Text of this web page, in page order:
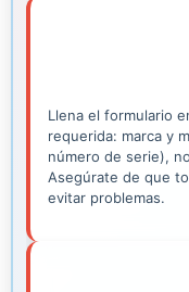
Llena el formulario
requerida: marca y
número de serie),
Asegúrate de que
evitar problemas.